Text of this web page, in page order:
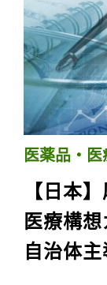
医薬品・
【日本
医療構想
自治体